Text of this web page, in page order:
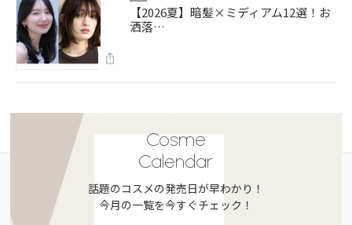
【2026夏】暗髪×ミディアム12選！お
洒落…
Cosme
Calendar
話題のコスメの発売日が早わかり！
今月の一覧を今すぐチェック！